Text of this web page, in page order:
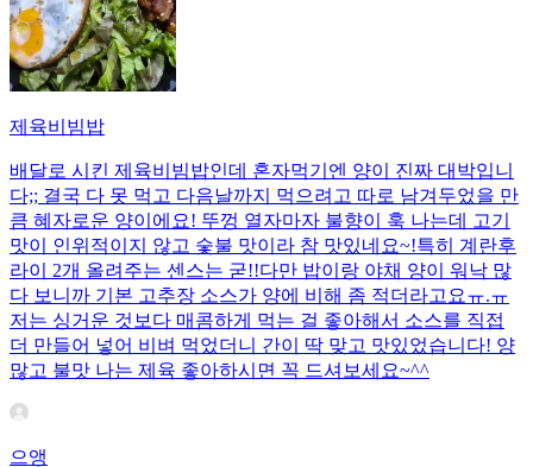
제육비빔밥
배달로 시킨 제육비빔밥인데 혼자먹기엔 양이 진짜 대박입니
다;; 결국 다 못 먹고 다음날까지 먹으려고 따로 남겨두었을 만
큼 혜자로운 양이에요! 뚜껑 열자마자 불향이 훅 나는데 고기
맛이 인위적이지 않고 숯불 맛이라 참 맛있네요~!특히 계란후
라이 2개 올려주는 센스는 굳!! ​다만 밥이랑 야채 양이 워낙 많
다 보니까 기본 고추장 소스가 양에 비해 좀 적더라고요ㅠ.ㅠ
저는 싱거운 것보다 매콤하게 먹는 걸 좋아해서 소스를 직접
더 만들어 넣어 비벼 먹었더니 간이 딱 맞고 맛있었습니다! 양
많고 불맛 나는 제육 좋아하시면 꼭 드셔보세요~^^
으앵